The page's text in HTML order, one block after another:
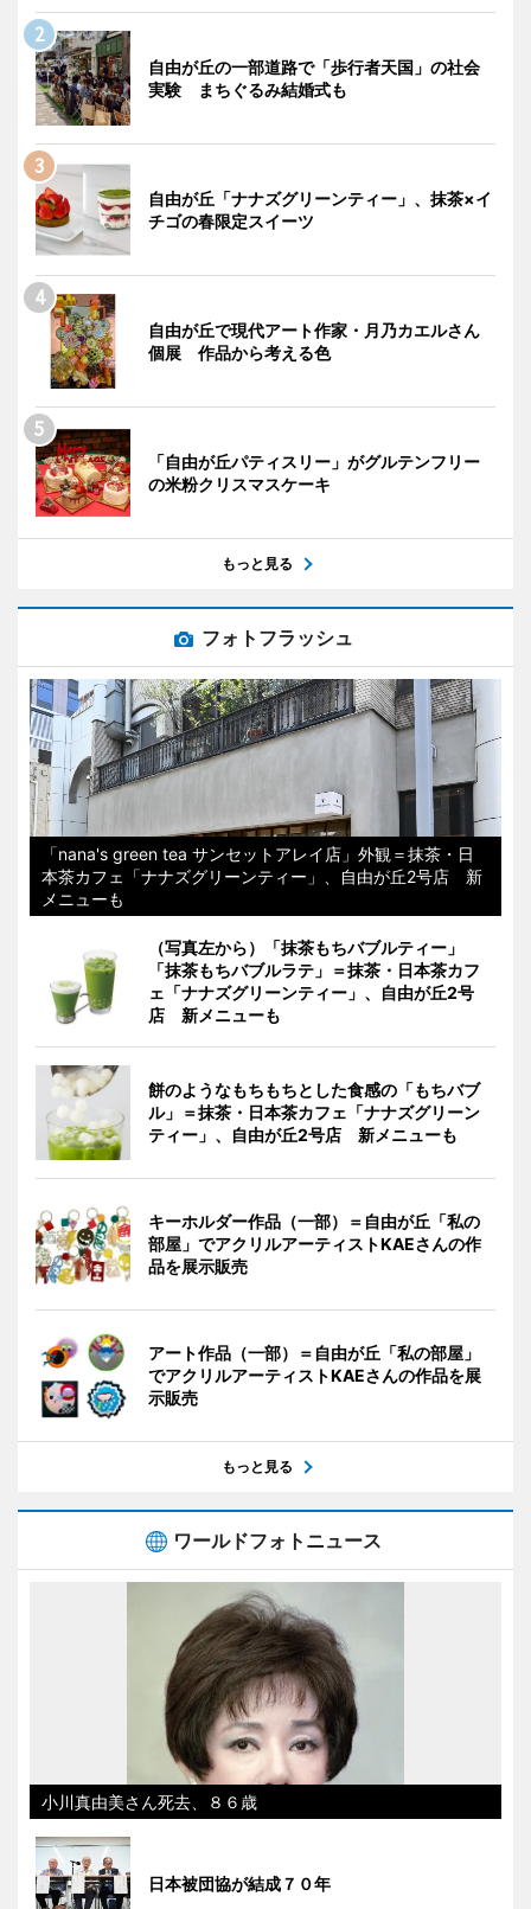
自由が丘の一部道路で「歩行者天国」の社会
実験 まちぐるみ結婚式も
自由が丘「ナナズグリーンティー」、抹茶×イ
チゴの春限定スイーツ
自由が丘で現代アート作家・月乃カエルさん
個展 作品から考える色
「自由が丘パティスリー」がグルテンフリー
の米粉クリスマスケーキ
もっと見る
フォトフラッシュ
「nana's green tea サンセットアレイ店」外観＝抹茶・日
本茶カフェ「ナナズグリーンティー」、自由が丘2号店 新
メニューも
（写真左から）「抹茶もちバブルティー」
「抹茶もちバブルラテ」＝抹茶・日本茶カフ
ェ「ナナズグリーンティー」、自由が丘2号
店 新メニューも
餅のようなもちもちとした食感の「もちバブ
ル」＝抹茶・日本茶カフェ「ナナズグリーン
ティー」、自由が丘2号店 新メニューも
キーホルダー作品（一部）＝自由が丘「私の
部屋」でアクリルアーティストKAEさんの作
品を展示販売
アート作品（一部）＝自由が丘「私の部屋」
でアクリルアーティストKAEさんの作品を展
示販売
もっと見る
ワールドフォトニュース
小川真由美さん死去、８６歳
日本被団協が結成７０年